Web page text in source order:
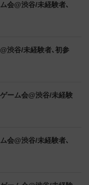
会@渋谷/未経験者､
渋谷/未経験者､初参
ーム会@渋谷/未経験
会@渋谷/未経験者､